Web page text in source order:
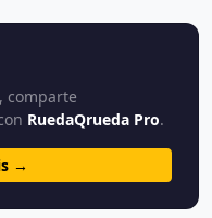
comparte
RuedaQrueda Pro.
→